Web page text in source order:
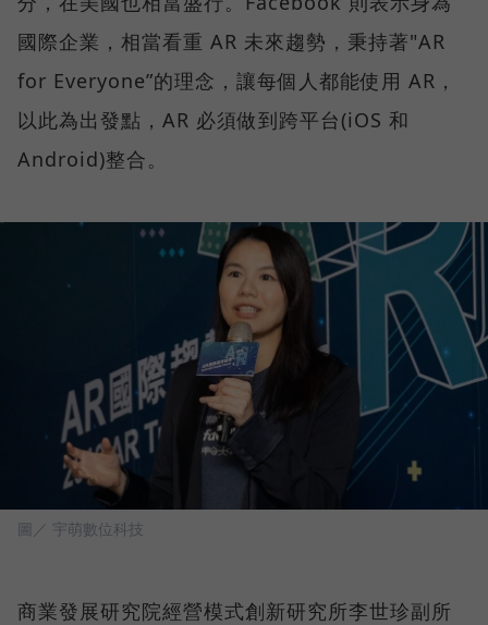
國際企業，相當看重 AR 未來趨勢，秉持著"AR
for Everyone”的理念，讓每個人都能使用 AR，
以此為出發點，AR 必須做到跨平台(iOS 和
Android)整合。
圖／ 宇萌數位科技
商業發展研究院經營模式創新研究所李世珍副所